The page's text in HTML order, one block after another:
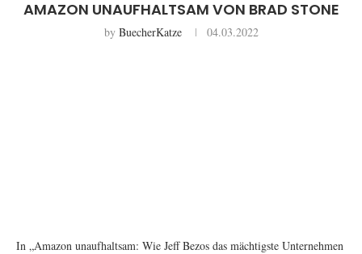
AMAZON UNAUFHALTSAM VON BRAD STONE
by BuecherKatze 04.03.2022
In „Amazon unaufhaltsam: Wie Jeff Bezos das mächtigste Unternehmen